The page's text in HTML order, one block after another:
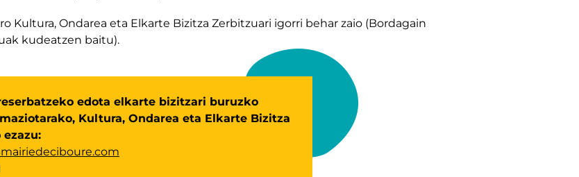
Kultura, Ondarea eta Elkarte Bizitza Zerbitzuari igorri behar zaio (Bordagain
kudeatzen baitu).
edota elkarte bizitzari buruzko
Kultura, Ondarea eta Elkarte Bizitza